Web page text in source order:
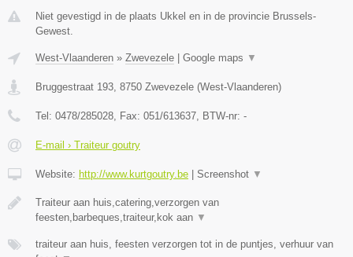
Niet gevestigd in de plaats Ukkel en in de provincie Brussels-
Gewest.
West-Vlaanderen » Zwevezele | Google maps ▼
Bruggestraat 193 8750 Zwevezele (West-Vlaanderen)
Tel: 0478/285028 , Fax: 051/613637 , BTW-nr: -
E-mail › Traiteur goutry
Website: http://www.kurtgoutry.be | Screenshot ▼
Traiteur aan huis,catering,verzorgen van
feesten,barbeques,traiteur,kok aan ▼
traiteur aan huis, feesten verzorgen tot in de puntjes, verhuur van